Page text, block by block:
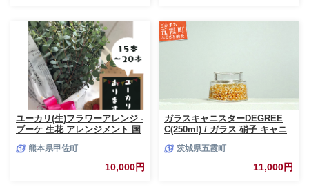
ユーカリ(生)フラワーアレンジ -
ブーケ 生花 アレンジメント 国
ンテリア 虫よけ作用 人気 おす
熊本県甲佐町
10,000円
ガラスキャニスターDEGREE
C(250ml) / ガラス 硝子 キャニ
耐熱 一生もの 職人 こだわり
JIDA デザインミュージアムセ
レクション 茨城県 五霞町
茨城県五霞町
11,000円